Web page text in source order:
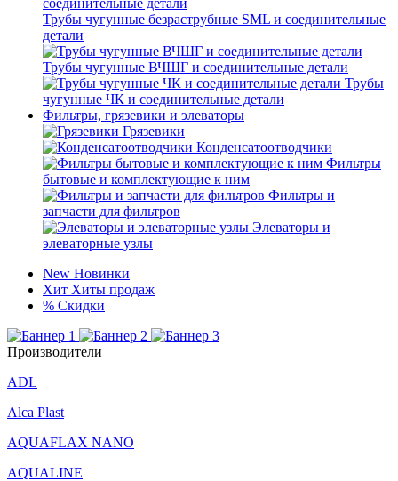
Трубы чугунные безраструбные SML и соединительные
детали
Трубы чугунные ВЧШГ и соединительные детали
Трубы
чугунные ЧК и соединительные детали
Фильтры, грязевики и элеваторы
Грязевики
Конденсатоотводчики
Фильтры
бытовые и комплектующие к ним
Фильтры и
запчасти для фильтров
Элеваторы и
элеваторные узлы
New Новинки
Хит Хиты продаж
% Скидки
Производители
ADL
Alca Plast
AQUAFLAX NANO
AQUALINE